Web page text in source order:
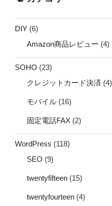
DIY (6)
Amazon商品レビュー (4)
SOHO (23)
クレジットカード決済 (4)
モバイル (16)
固定電話FAX (2)
WordPress (118)
SEO (9)
twentyfifteen (15)
twentyfourteen (4)